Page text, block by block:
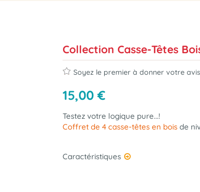
Collection Casse-Têtes
Soyez le premier à donner votre
15,00 €
Testez votre logique pure...!
Coffret de 4 casse-têtes en bois de
Caractéristiques